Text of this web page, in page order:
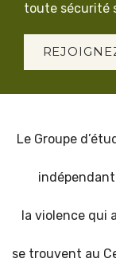
toute sécurité
Le Groupe
la violence qui
se trouvent au